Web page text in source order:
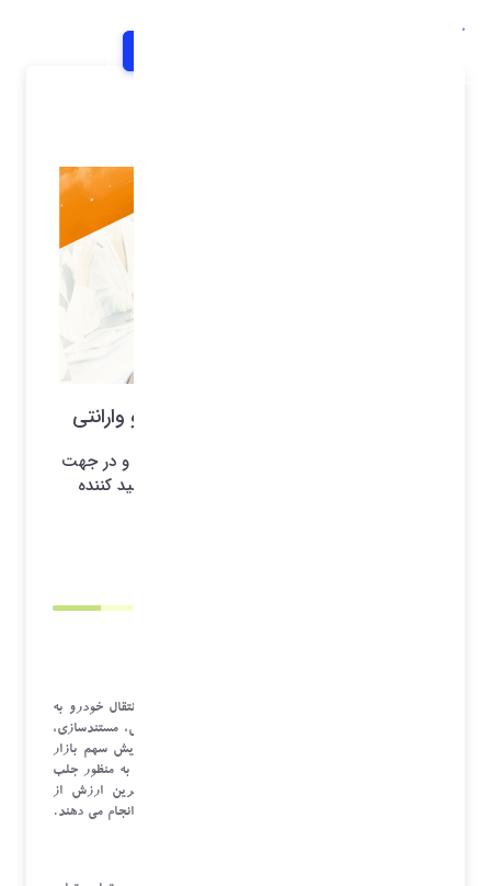
خانه
خدمات پس از فروش و تفاوت گارانتی و وارانتی
عبارتست از خدمتی که پس از فروش محصول و در جهت
کسب رضایت مشتری و اطمینان مشتری از تولید کننده
به عنوان مثال این خدمات برای یک خودروساز شامل انتقال خودرو به
تعمیرگاه، تعمیرات با کیفیت، تهیه و توزیع قطعات یدکی، مستندسازی،
آموزش و تضمین خدمات می باشد و یا در راستای افزایش سهم بازار
فروش خودرو، کلیه اموری که شرکت پس از فروش کالا به منظور جلب
رضایت مشتریان و کمک به آنها برای دریافت بیشترین ارزش از
محصولات یا خدمت و یا خدماتی که خریداری کرده بودند انجام می دهند.